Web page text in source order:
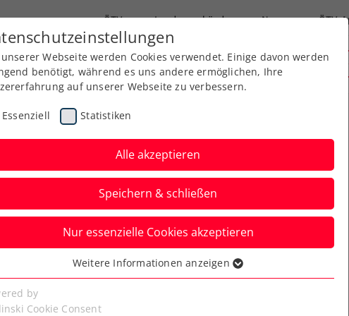
ÖTV Landesverbände News ÖTV
Ausbildung Services Über uns
– Teil 2:
Rückhand
Webseite werden Cookies verwendet. Einige davon werden
benötigt, während es uns andere ermöglichen, Ihre
auf unserer Webseite zu verbessern.
Essenziell Statistiken
Alle akzeptieren
Speichern & schließen
Nur essenzielle Cookies akzeptieren
Cookies werden für grundlegende Funktionen der
benötigt. Dadurch ist gewährleistet, dass die Webseite
Weitere Informationen anzeigen
by
Cookie Consent